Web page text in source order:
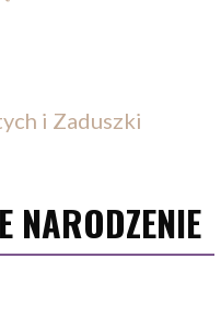
i Zaduszki
NARODZENIE